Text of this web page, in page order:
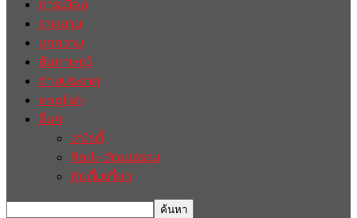
การเมือง
รายงาน
บทความ
สัมภาษณ์
ต่างประเทศ
english
อื่นๆ
วาไรตี้
ศิลปะ-วัฒนธรรม
กินดื่มเที่ยว